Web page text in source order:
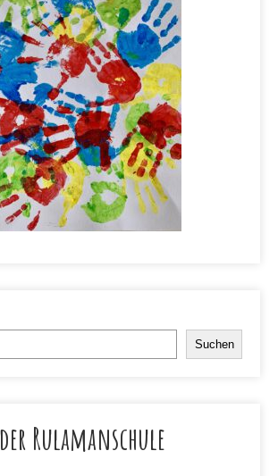
Suchen
Rulamanschule